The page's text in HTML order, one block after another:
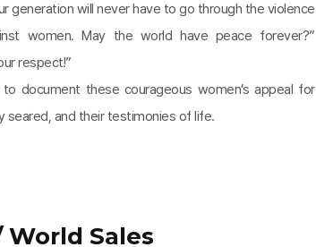
generation will never have to go through the violence
women. May the world have peace forever?”
respect!”
document these courageous women’s appeal for
seared, and their testimonies of life.
Sales